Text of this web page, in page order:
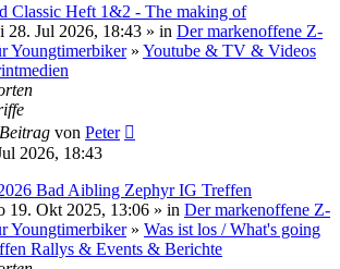
Classic Heft 1&2 - The making of
Jul 2026, 18:43 » in Der markenoffene Z-
Youngtimerbiker» Youtube & TV & Videos
von Peter
2026, 18:43
Bad Aibling Zephyr IG Treffen
19. Okt 2025, 13:06 » in Der markenoffene Z-
Youngtimerbiker» Was ist los / What's going
Rallys & Events & Berichte